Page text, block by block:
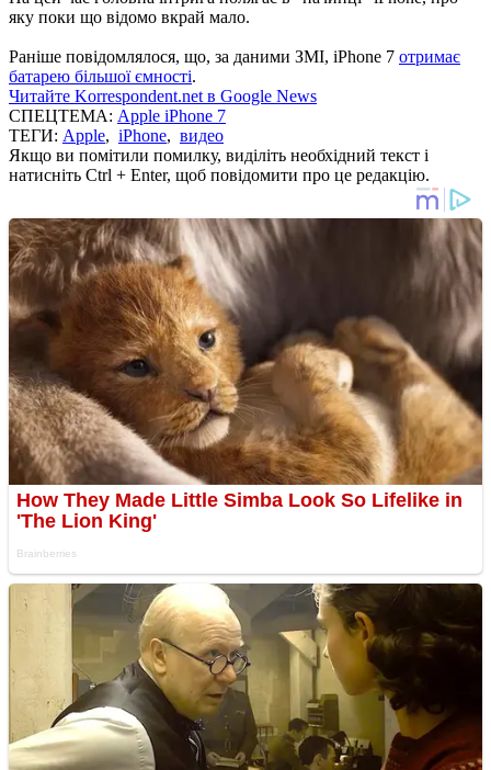
яку поки що відомо вкрай мало.
Раніше повідомлялося, що, за даними ЗМІ, iPhone 7 отримає
батарею більшої ємності.
Читайте Korrespondent.net в Google News
СПЕЦТЕМА: Apple iPhone 7
ТЕГИ: Apple, iPhone, видео
Якщо ви помітили помилку, виділіть необхідний текст і
натисніть Ctrl + Enter, щоб повідомити про це редакцію.